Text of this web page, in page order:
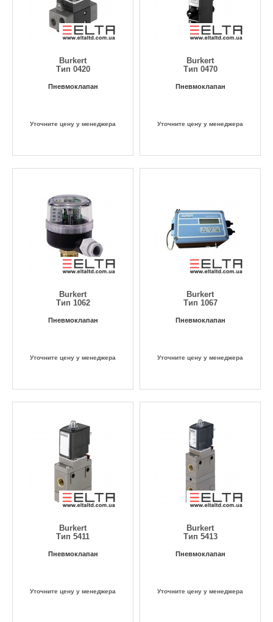
Burkert
Тип 0420
Пневмоклапан
Уточните цену у менеджера
Burkert
Тип 0470
Пневмоклапан
Уточните цену у менеджера
Burkert
Тип 1062
Пневмоклапан
Уточните цену у менеджера
Burkert
Тип 1067
Пневмоклапан
Уточните цену у менеджера
Burkert
Тип 5411
Пневмоклапан
Уточните цену у менеджера
Burkert
Тип 5413
Пневмоклапан
Уточните цену у менеджера